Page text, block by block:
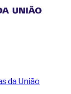
da União